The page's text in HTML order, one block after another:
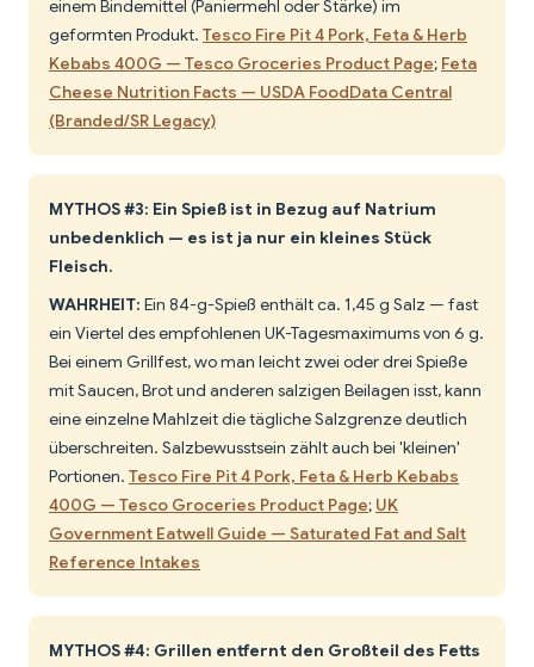
einem Bindemittel (Paniermehl oder Stärke) im
geformten Produkt. Tesco Fire Pit 4 Pork, Feta & Herb
Kebabs 400G — Tesco Groceries Product Page; Feta
Cheese Nutrition Facts — USDA FoodData Central
(Branded/SR Legacy)
MYTHOS #3: Ein Spieß ist in Bezug auf Natrium
unbedenklich — es ist ja nur ein kleines Stück
Fleisch.
WAHRHEIT: Ein 84-g-Spieß enthält ca. 1,45 g Salz — fast
ein Viertel des empfohlenen UK-Tagesmaximums von 6 g.
Bei einem Grillfest, wo man leicht zwei oder drei Spieße
mit Saucen, Brot und anderen salzigen Beilagen isst, kann
eine einzelne Mahlzeit die tägliche Salzgrenze deutlich
überschreiten. Salzbewusstsein zählt auch bei 'kleinen'
Portionen. Tesco Fire Pit 4 Pork, Feta & Herb Kebabs
400G — Tesco Groceries Product Page; UK
Government Eatwell Guide — Saturated Fat and Salt
Reference Intakes
MYTHOS #4: Grillen entfernt den Großteil des Fetts